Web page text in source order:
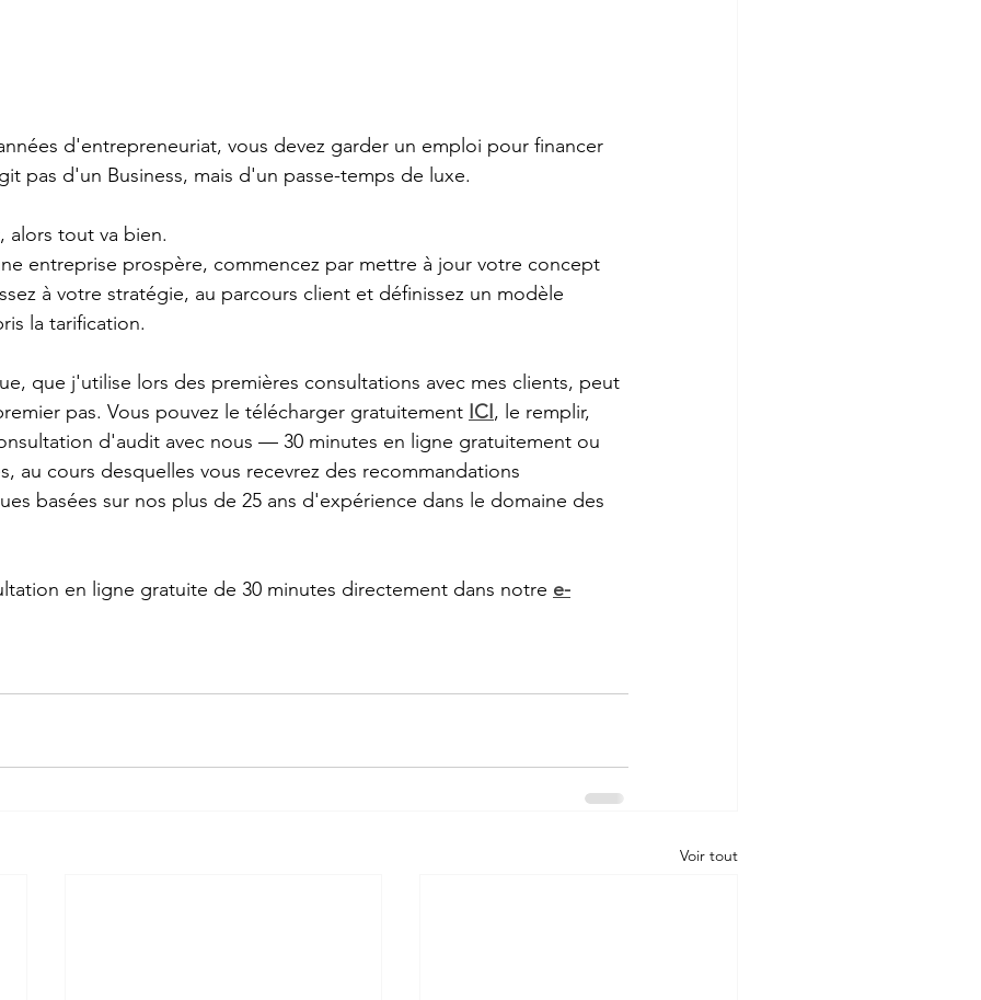
d'entrepreneuriat, vous devez garder un emploi pour financer
pas d'un Business, mais d'un passe-temps de luxe.
alors tout va bien.
entreprise prospère, commencez par mettre à jour votre concept
à votre stratégie, au parcours client et définissez un modèle
la tarification.
que j'utilise lors des premières consultations avec mes clients, peut
pas. Vous pouvez le télécharger gratuitement ICI, le remplir,
d'audit avec nous — 30 minutes en ligne gratuitement ou
au cours desquelles vous recevrez des recommandations
basées sur nos plus de 25 ans d'expérience dans le domaine des
en ligne gratuite de 30 minutes directement dans notre e-
Voir tout